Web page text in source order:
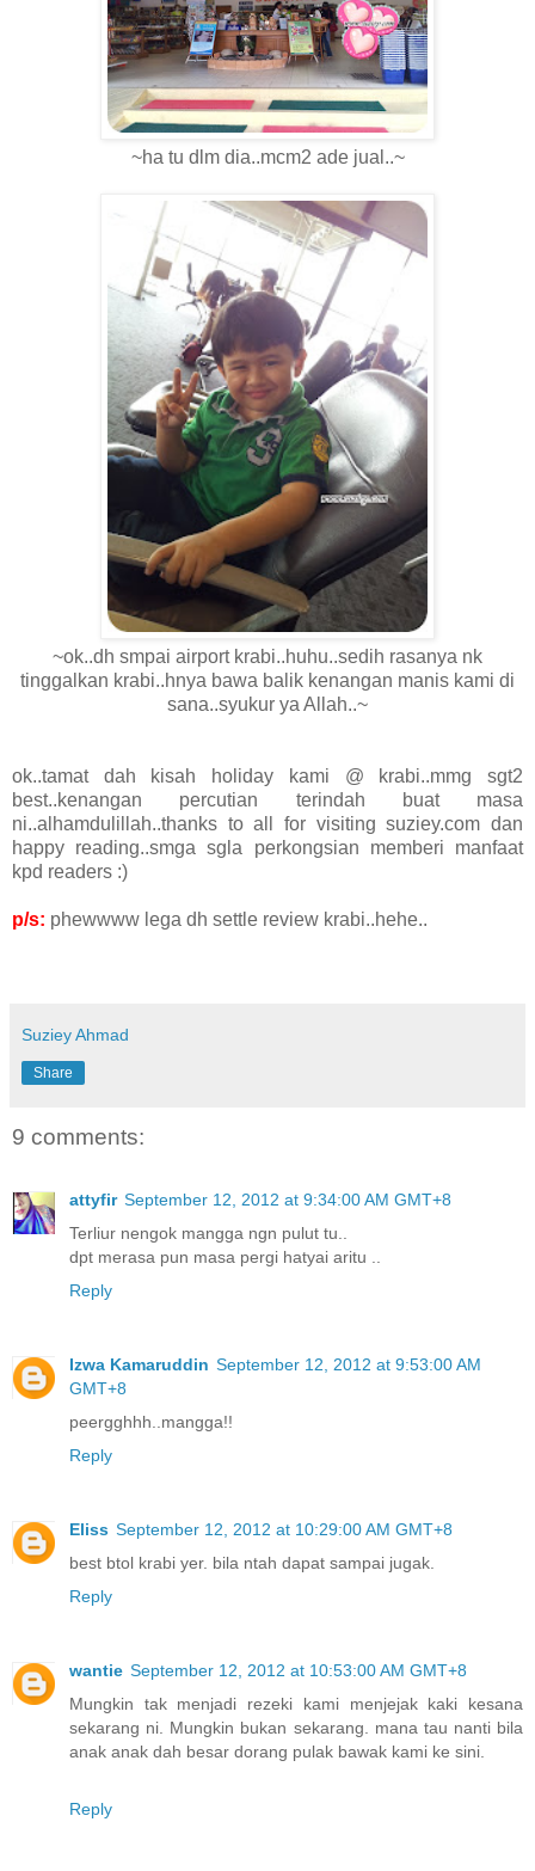
~ha tu dlm dia..mcm2 ade jual..~
~ok..dh smpai airport krabi..huhu..sedih rasanya nk
tinggalkan krabi..hnya bawa balik kenangan manis kami di
sana..syukur ya Allah..~
ok..tamat dah kisah holiday kami @ krabi..mmg sgt2
best..kenangan percutian terindah buat masa
ni..alhamdulillah..thanks to all for visiting suziey.com dan
happy reading..smga sgla perkongsian memberi manfaat
kpd readers :)
p/s: phewwww lega dh settle review krabi..hehe..
Suziey Ahmad
Share
9 comments:
attyfir September 12, 2012 at 9:34:00 AM GMT+8
Terliur nengok mangga ngn pulut tu..
dpt merasa pun masa pergi hatyai aritu ..
Reply
Izwa Kamaruddin September 12, 2012 at 9:53:00 AM
GMT+8
peergghhh..mangga!!
Reply
Eliss September 12, 2012 at 10:29:00 AM GMT+8
best btol krabi yer. bila ntah dapat sampai jugak.
Reply
wantie September 12, 2012 at 10:53:00 AM GMT+8
Mungkin tak menjadi rezeki kami menjejak kaki kesana
sekarang ni. Mungkin bukan sekarang. mana tau nanti bila
anak anak dah besar dorang pulak bawak kami ke sini.
Reply